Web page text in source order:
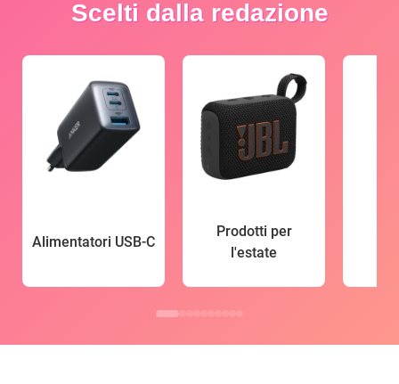
Scelti dalla redazione
Alimentatori USB-C
Prodotti per
l'estate